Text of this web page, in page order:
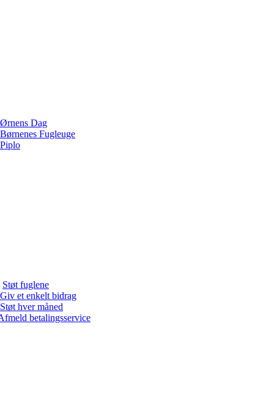
Ørnens Dag
Børnenes Fugleuge
Piplo
Støt fuglene
Giv et enkelt bidrag
Støt hver måned
betalingsservice